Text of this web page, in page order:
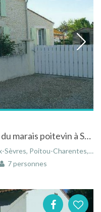
Maison de caractère au coeur du marais poitevin à Saint-hilaire-la-Palud
Charentes, Nouvelle-Aquitaine, France
7 personnes